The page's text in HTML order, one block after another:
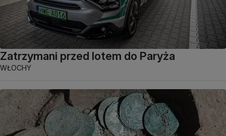
Zatrzymani przed lotem do Paryża
WŁOCHY